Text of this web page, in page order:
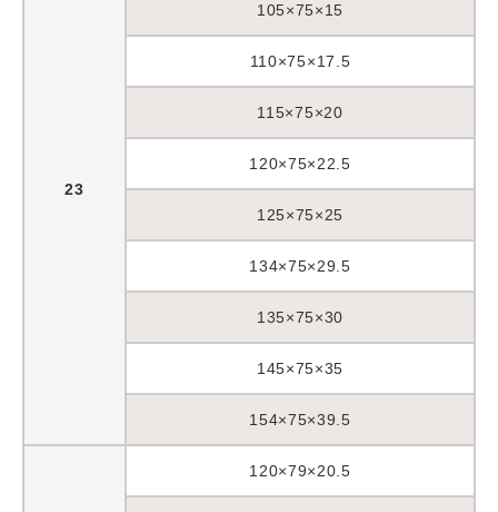
23
105×75×15
110×75×17.5
115×75×20
120×75×22.5
125×75×25
134×75×29.5
135×75×30
145×75×35
154×75×39.5
120×79×20.5